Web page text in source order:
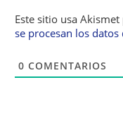
Este sitio usa
se procesan los
0 COMENTARIOS